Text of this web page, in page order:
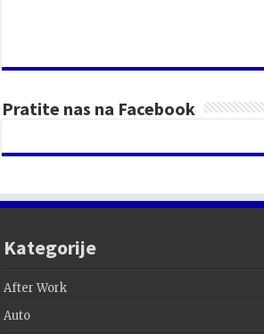
Pratite nas na Facebook
Kategorije
After Work
Auto